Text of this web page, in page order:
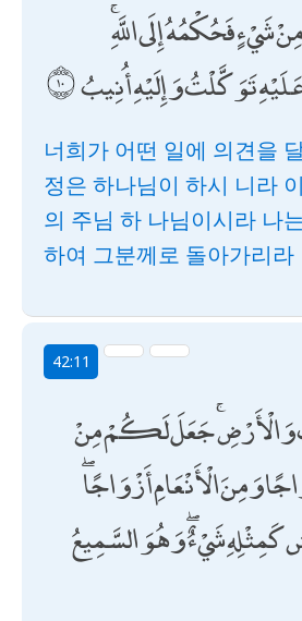
شَيْءٍ فَحُكْمُهُ إِلَى اللَّهِ
تَوَكَّلْتُ وَإِلَيْهِ أُنِيبُ
너희가 어떤 일에 의견을
정은 하나님이 하시 니라
의 주님 하 나님이시라 나
하여 그분께로 돌아가리라
42:11
وَالْأَرْضِ ۚ جَعَلَ لَكُمْ مِنْ
الْأَنْعَامِ أَزْوَاجًا
كَمِثْلِهِ شَيْءٌ ۖ وَهُوَ السَّمِيعُ